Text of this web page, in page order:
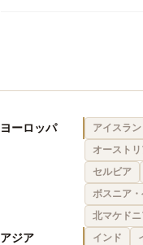
ヨーロッパ アイスラン
オースト
セルビア
ボスニア
北マケド
アジア インド